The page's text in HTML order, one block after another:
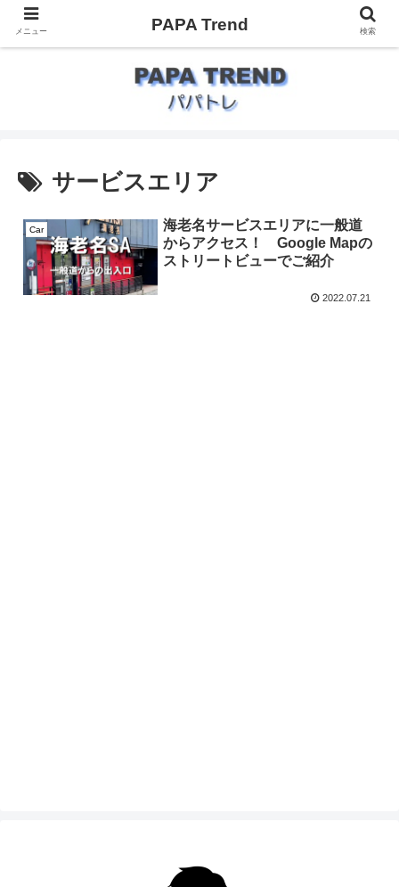
サービスエリア
Car
海老名サービスエリアに一般道
からアクセス！ Google Mapの
ストリートビューでご紹介
2022.07.21
メニュー PAPA Trend 検索